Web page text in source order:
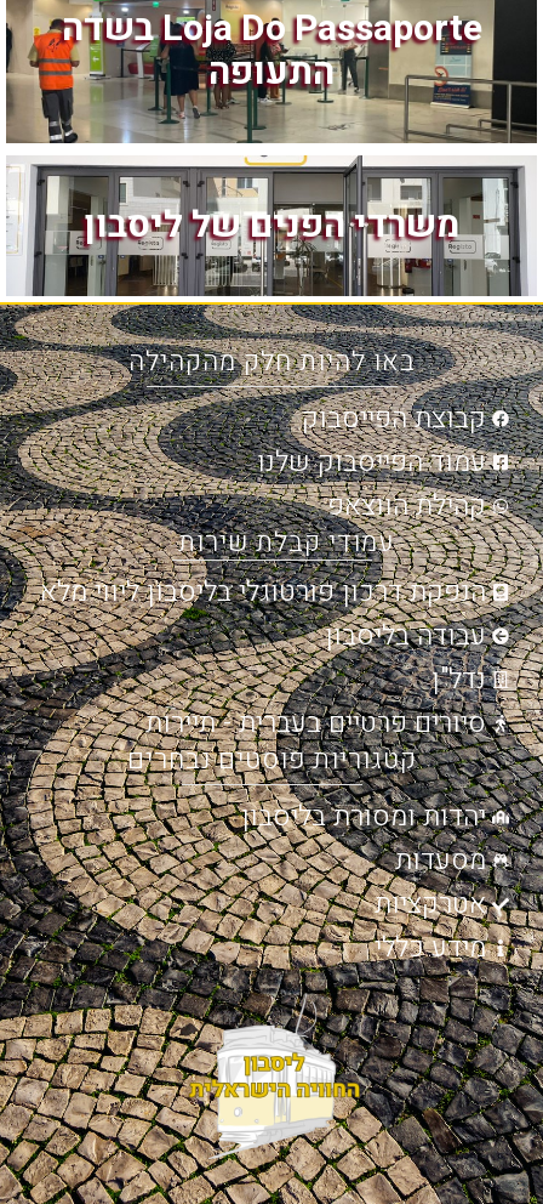
Loja Do Passaporte בשדה
התעופה
משרדי הפנים של ליסבון
באו להיות חלק מהקהילה
קבוצת הפייסבוק
עמוד הפייסבוק שלנו
קהילת הווצאפ
עמודי קבלת שירות
הנפקת דרכון פורטוגלי בליסבון ליווי מלא
עבודה בליסבון
נדל"ן
סיורים פרטיים בעברית - תיירות
קטגוריות פוסטים נבחרים
יהדות ומסורת בליסבון
מסעדות
אטרקציות
מידע כללי